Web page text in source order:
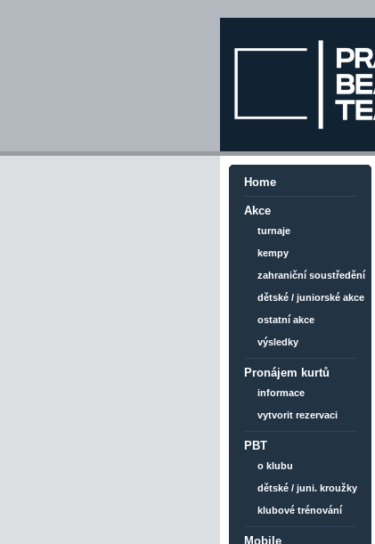
Home
Akce
turnaje
kempy
zahraniční soustředění
dětské / juniorské akce
ostatní akce
výsledky
Pronájem kurtů
informace
vytvorit rezervaci
PBT
o klubu
dětské / juni. kroužky
klubové trénování
Mobile